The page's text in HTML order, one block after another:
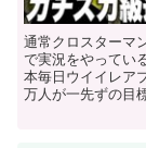
通常クロスターマ
で実況をやってい
本毎日ウイイレア
万人が一先ずの目